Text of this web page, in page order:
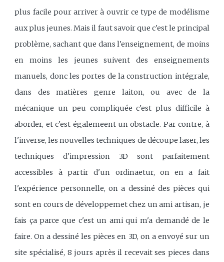
plus facile pour arriver à ouvrir ce type de modélisme
aux plus jeunes. Mais il faut savoir que c'est le principal
problème, sachant que dans l'enseignement, de moins
en moins les jeunes suivent des enseignements
manuels, donc les portes de la construction intégrale,
dans des matières genre laiton, ou avec de la
mécanique un peu compliquée c'est plus difficile à
aborder, et c'est égalemeent un obstacle. Par contre, à
l'inverse, les nouvelles techniques de découpe laser, les
techniques d'impression 3D sont parfaitement
accessibles à partir d'un ordinaetur, on en a fait
l'expérience personnelle, on a dessiné des pièces qui
sont en cours de développemet chez un ami artisan, je
fais ça parce que c'est un ami qui m'a demandé de le
faire. On a dessiné les pièces en 3D, on a envoyé sur un
site spécialisé, 8 jours après il recevait ses pieces dans